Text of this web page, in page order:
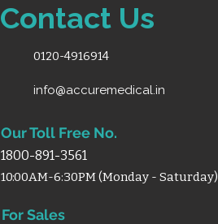
Contact Us
0120-4916914
info@accuremedical.in
Our Toll Free No.
1800-891-3561
10:00AM-6:30PM (Monday - Saturday)
For Sales